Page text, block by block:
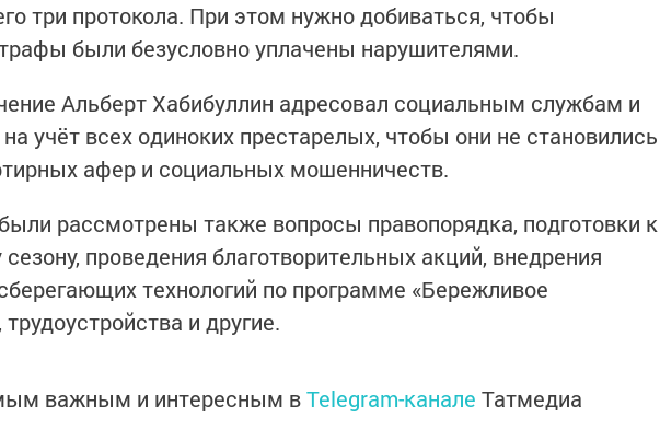
три протокола. При этом нужно добиваться, чтобы
были безусловно уплачены нарушителями.
Альберт Хабибуллин адресовал социальным службам и
учёт всех одиноких престарелых, чтобы они не становились
афер и социальных мошенничеств.
рассмотрены также вопросы правопорядка, подготовки к
проведения благотворительных акций, внедрения
технологий по программе «Бережливое
и другие.
важным и интересным вTelegram-канале Татмедиа